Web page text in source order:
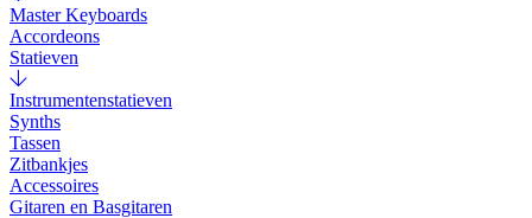
Master Keyboards
Accordeons
Statieven
Instrumentenstatieven
Synths
Tassen
Zitbankjes
Accessoires
Gitaren en Basgitaren